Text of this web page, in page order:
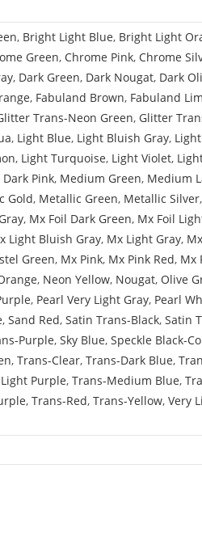
, Bright Light Blue, Bright Light
Green, Chrome Pink, Chrome
, Dark Green, Dark Nougat, Dark
, Fabuland Brown, Fabuland
Trans-Neon Green, Glitter
, Light Blue, Light Bluish Gray,
, Light Turquoise, Light Violet,
Pink, Medium Green, Medium
Gold, Metallic Green, Metallic Silver,
, Mx Foil Dark Green, Mx Foil
Light Bluish Gray, Mx Light Gray,
Green, Mx Pink, Mx Pink Red, Mx
, Neon Yellow, Nougat, Olive
, Pearl Very Light Gray, Pearl
, Sand Red, Satin Trans-Black, Satin
Purple, Sky Blue, Speckle Black-
, Trans-Clear, Trans-Dark Blue,
Purple, Trans-Medium Blue,
, Trans-Red, Trans-Yellow, Very